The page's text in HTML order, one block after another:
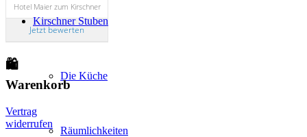
Kirschner Stuben
Die Küche
Räumlichkeiten
Hotel Maier zum Kirschner
Jetzt bewerten
🛍
Warenkorb
Vertrag
widerrufen